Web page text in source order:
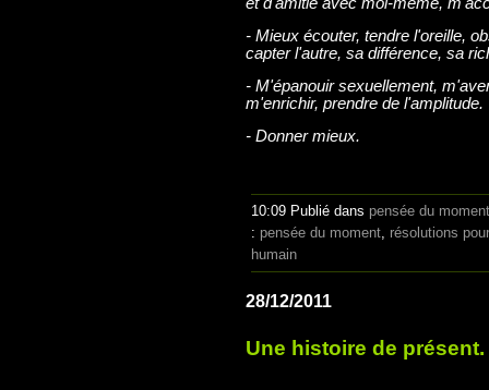
- Mieux écouter, tendre l'oreille,
capter l'autre, sa différence, sa
- M'épanouir sexuellement,
m'enrichir, prendre de l'amplitude.
- Donner mieux.
10:09 Publié dans pensée du moment
: pensée du moment résolutions
humain
28/12/2011
Une histoire de présent.